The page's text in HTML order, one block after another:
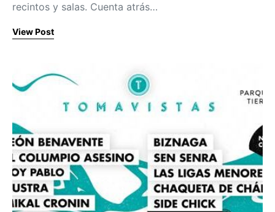
recintos y salas. Cuenta atrás…
View Post